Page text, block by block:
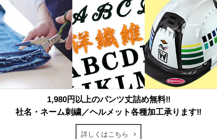
1,980円以上のパンツ丈詰め無料‼
社名・ネーム刺繍／ヘルメット各種加工承ります‼
詳しくはこちら